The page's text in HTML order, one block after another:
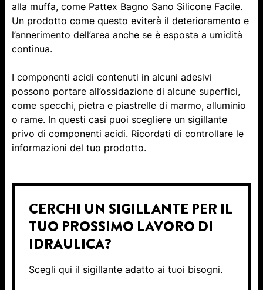
alla muffa, come Pattex Bagno Sano Silicone Facile.
Un prodotto come questo eviterà il deterioramento e
l’annerimento dell’area anche se è esposta a umidità
continua.
I componenti acidi contenuti in alcuni adesivi
possono portare all’ossidazione di alcune superfici,
come specchi, pietra e piastrelle di marmo, alluminio
o rame. In questi casi puoi scegliere un sigillante
privo di componenti acidi. Ricordati di controllare le
informazioni del tuo prodotto.
CERCHI UN SIGILLANTE PER IL
TUO PROSSIMO LAVORO DI
IDRAULICA?
Scegli qui il sigillante adatto ai tuoi bisogni.